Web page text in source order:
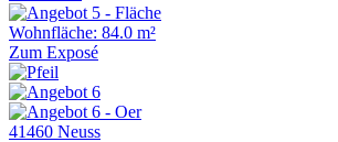
Wohnfläche: 84.0 m²
Zum Exposé
41460 Neuss